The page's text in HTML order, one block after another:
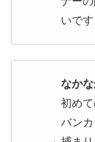
いです
なかな
初め
バン